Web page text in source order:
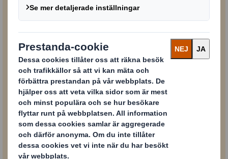
Klicka här för att ladda
ner